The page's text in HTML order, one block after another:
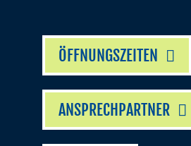
ÖFFNUNGSZEITEN
ANSPRECHPARTNER